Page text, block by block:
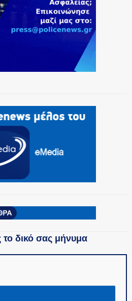
το δικό σας μήνυμα